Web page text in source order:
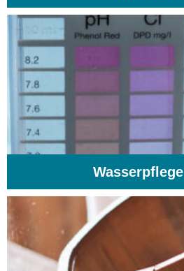
Wasserpflege